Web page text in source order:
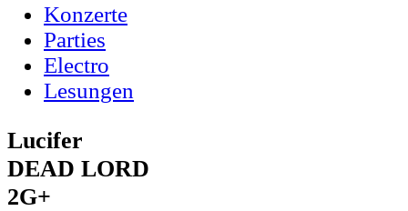
Konzerte
Parties
Electro
Lesungen
Lucifer
DEAD LORD
2G+